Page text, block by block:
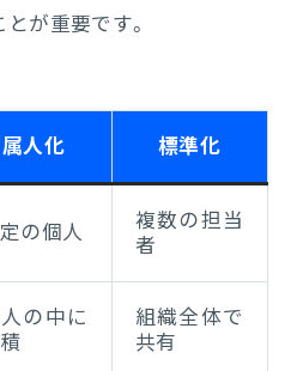
が重要です。
属人化 標準化
の個人
複数の担当
者
の中に
組織全体で
共有